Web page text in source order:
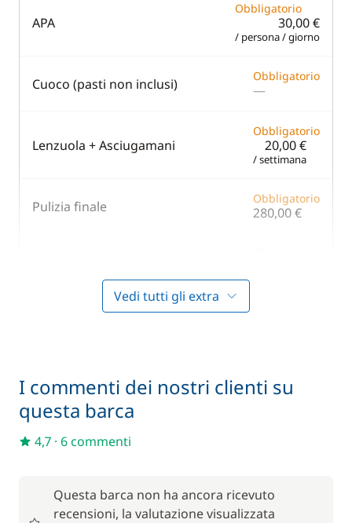
APA
Obbligatorio
30,00 €
/ persona / giorno
Cuoco (pasti non inclusi) Obbligatorio
—
Lenzuola + Asciugamani
Obbligatorio
20,00 €
/ settimana
Pulizia finale Obbligatorio
280,00 €
Spese di Gestione
Vedi tutti gli extra
I commenti dei nostri clienti su
questa barca
4,7 · 6 commenti
Questa barca non ha ancora ricevuto
recensioni, la valutazione visualizzata